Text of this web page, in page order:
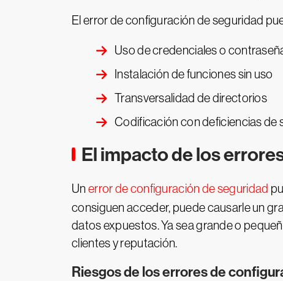
El error de configuración de seguridad
Uso de credenciales o
Instalación de funciones sin uso
Transversalidad de directorios
Codificación con deficiencias de
El impacto de los
Un error de configuración de seguridad
consiguen acceder, puede causarle un
datos expuestos. Ya sea grande o
clientes y reputación.
Riesgos de los errores de